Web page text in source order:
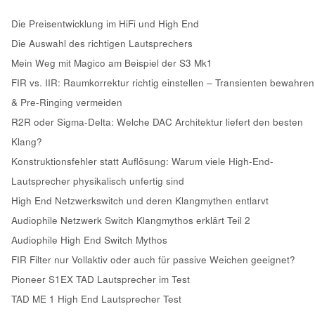
Die Preisentwicklung im HiFi und High End
Die Auswahl des richtigen Lautsprechers
Mein Weg mit Magico am Beispiel der S3 Mk1
FIR vs. IIR: Raumkorrektur richtig einstellen – Transienten bewahren
& Pre-Ringing vermeiden
R2R oder Sigma-Delta: Welche DAC Architektur liefert den besten
Klang?
Konstruktionsfehler statt Auflösung: Warum viele High-End-
Lautsprecher physikalisch unfertig sind
High End Netzwerkswitch und deren Klangmythen entlarvt
Audiophile Netzwerk Switch Klangmythos erklärt Teil 2
Audiophile High End Switch Mythos
FIR Filter nur Vollaktiv oder auch für passive Weichen geeignet?
Pioneer S1EX TAD Lautsprecher im Test
TAD ME 1 High End Lautsprecher Test